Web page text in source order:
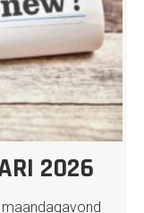
2026
maandagavond